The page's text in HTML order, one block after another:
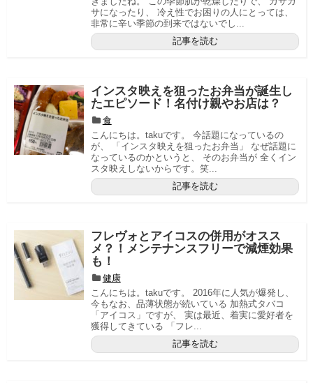
サになったり、 冷え性でお困りの人にとっては、
非常に辛い季節の到来ではないでし...
記事を読む
インスタ映えを狙ったお弁当が誕生し
たエピソード！名付け親やお店は？
食
こんにちは。takuです。 今話題になっているの
が、 「インスタ映えを狙ったお弁当」 なぜ話題に
なっているのかというと、 そのお弁当が 全くイン
スタ映えしないからです。笑...
記事を読む
フレヴォとアイコスの併用がオスス
メ？！メンテナンスフリーで減煙効果
も！
健康
こんにちは。takuです。 2016年に人気が爆発し、
今もなお、品薄状態が続いている 加熱式タバコ
「アイコス」ですが、 実は最近、着実に愛好者を
獲得してきている 「フレ...
記事を読む